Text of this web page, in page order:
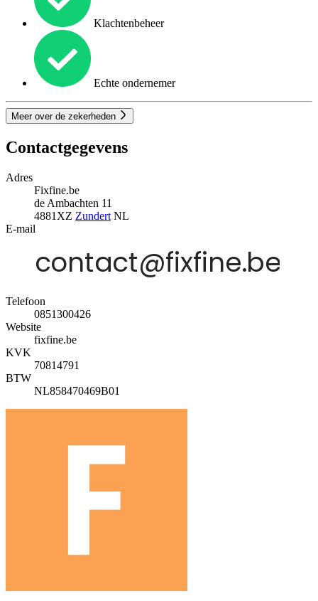
Klachtenbeheer
Echte ondernemer
Meer over de zekerheden
Contactgegevens
Adres
Fixfine.be
de Ambachten 11
4881XZ Zundert NL
E-mail
Telefoon
0851300426
Website
fixfine.be
KVK
70814791
BTW
NL858470469B01